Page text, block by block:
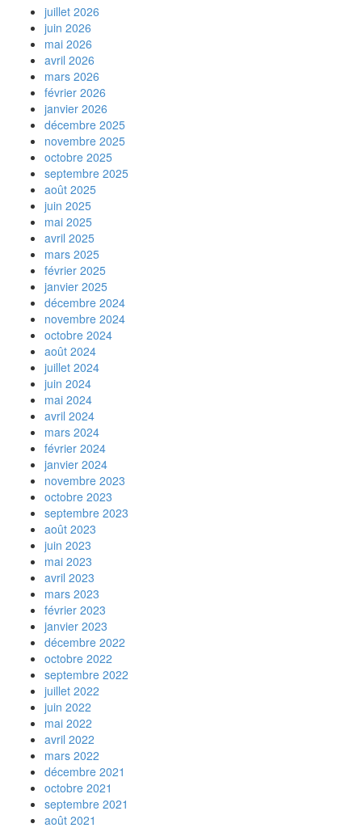
juillet 2026
juin 2026
mai 2026
avril 2026
mars 2026
février 2026
janvier 2026
décembre 2025
novembre 2025
octobre 2025
septembre 2025
août 2025
juin 2025
mai 2025
avril 2025
mars 2025
février 2025
janvier 2025
décembre 2024
novembre 2024
octobre 2024
août 2024
juillet 2024
juin 2024
mai 2024
avril 2024
mars 2024
février 2024
janvier 2024
novembre 2023
octobre 2023
septembre 2023
août 2023
juin 2023
mai 2023
avril 2023
mars 2023
février 2023
janvier 2023
décembre 2022
octobre 2022
septembre 2022
juillet 2022
juin 2022
mai 2022
avril 2022
mars 2022
décembre 2021
octobre 2021
septembre 2021
août 2021